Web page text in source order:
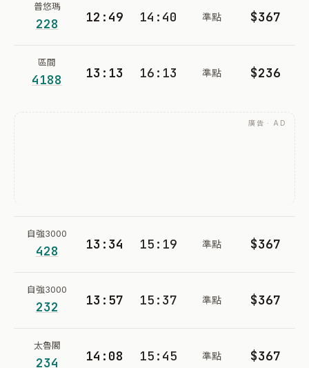
普悠瑪
228 12:49 14:40 準點 $367
區間
4188 13:13 16:13 準點 $236
廣告 · AD
自強3000
428 13:34 15:19 準點 $367
自強3000
232 13:57 15:37 準點 $367
太魯閣
234 14:08 15:45 準點 $367